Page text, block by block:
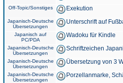
Off-Topic/Sonstiges Exekution
Japanisch-Deutsche
Übersetzungen
Unterschrift auf
Japanisch auf
PC/PDA
Wadoku für Kindle
Japanisch-Deutsche
Übersetzungen
Schriftzeichen
Japanisch-Deutsche
Übersetzungen
Übersetzung von 3
Japanisch-Deutsche
Übersetzungen
Porzellanmarke,